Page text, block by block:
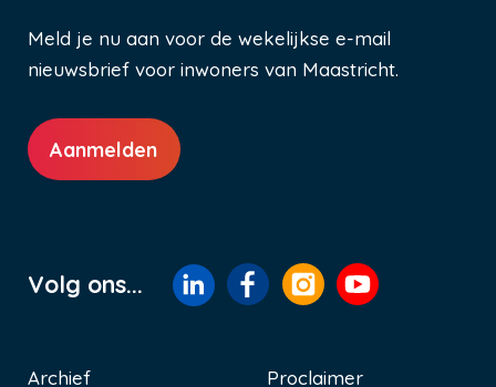
Meld je nu aan voor de wekelijkse e-mail
nieuwsbrief voor inwoners van Maastricht.
Aanmelden
Volg ons...
Archief
Proclaimer